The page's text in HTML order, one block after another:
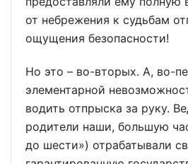
от небрежения к судьбам
ощущения безопасности!
Но это – во-вторых. А, во-
элементарной
водить отпрыска за руку.
родители наши, большую
до шести») отрабатывали